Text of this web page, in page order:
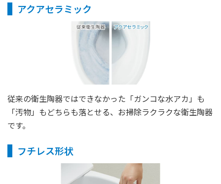
アクアセラミック
従来の衛生陶器ではできなかった「ガンコな水アカ」も
「汚物」もどちらも落とせる、お掃除ラクラクな衛生陶器
です。
フチレス形状